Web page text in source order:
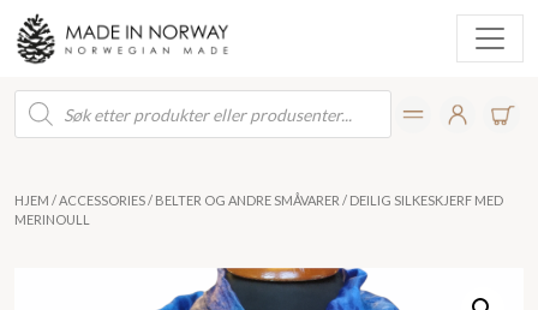
Products
search
HJEM /ACCESSORIES/ BELTER OG ANDRE SMÅVARER / DEILIG SILKESKJERF MED
MERINOULL